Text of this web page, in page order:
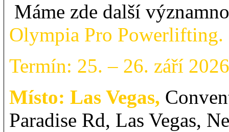
Máme zde další
Olympia Pro Powerlifting.
Termín: 25. – 26. září 2026
Místo: Las Vegas,
Paradise Rd, Las Vegas,